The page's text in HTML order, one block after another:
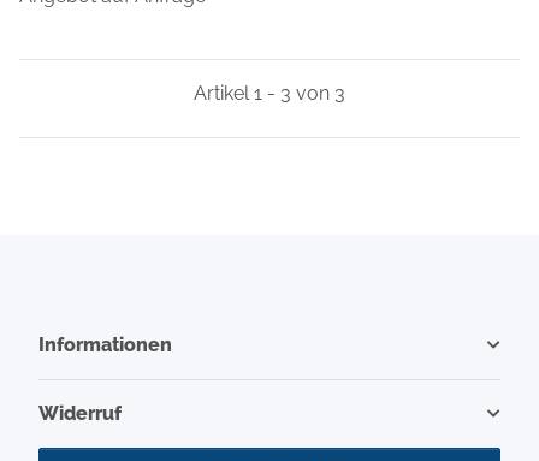
Artikel 1 - 3 von 3
Informationen
Widerruf